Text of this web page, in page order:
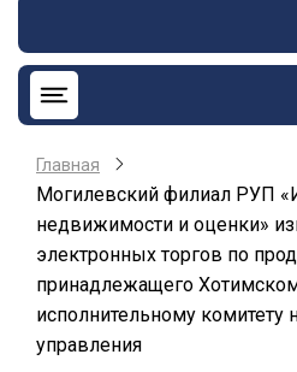
Главная
Могилевский филиал РУП
недвижимости и оценки»
электронных торгов по
принадлежащего
исполнительному комитету
управления